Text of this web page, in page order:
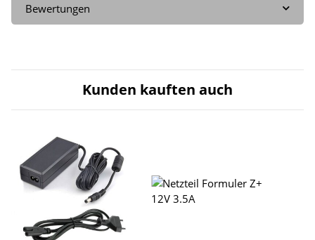
Bewertungen
Kunden kauften auch